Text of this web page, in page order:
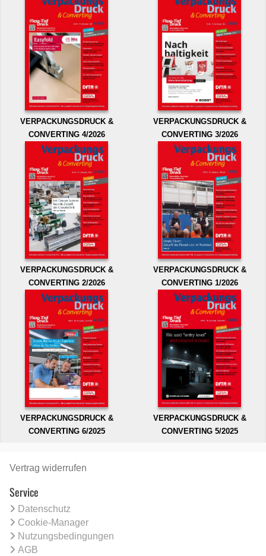
VERPACKUNGSDRUCK &
CONVERTING 4/2026
VERPACKUNGSDRUCK &
CONVERTING 3/2026
VERPACKUNGSDRUCK &
CONVERTING 2/2026
VERPACKUNGSDRUCK &
CONVERTING 1/2026
VERPACKUNGSDRUCK &
CONVERTING 6/2025
VERPACKUNGSDRUCK &
CONVERTING 5/2025
Vertrag widerrufen
Service
Datenschutz
Cookie-Manager
Nutzungsbedingungen
AGB